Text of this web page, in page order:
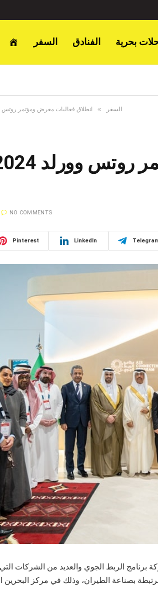
السفر الفنادق بحرية
السفر » انطلاق فعاليات معرض ومؤتمر روتس وورلد 2024 بمشاركة برنامج
NO COMMENTS
Pinterest LinkedIn
معرض ومؤتمر روتس وورلد 2024، بمشاركة برنامج الربط الجوي والعديد من
بصناعة الطيران، وذلك في مركز البحرين